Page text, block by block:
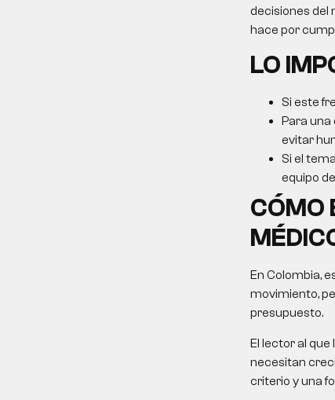
decisiones del
hace por
LO
Si este
Para
evitar
Si el
equipo
CÓMO
En Colombia,
movimiento,
presupuesto.
El lector al
necesitan
criterio y una